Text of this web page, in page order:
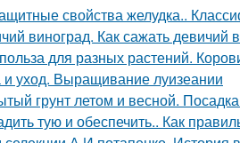
свойства желудка..
виноград. Как сажать девичий
для разных растений.
и уход. Выращивание луизеании
грунт летом и весной.
тую и обеспечить.. Как